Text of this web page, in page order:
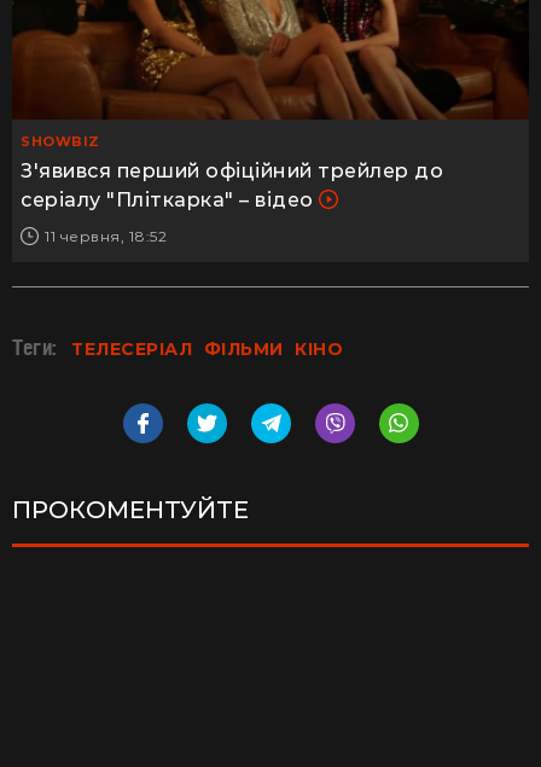
SHOWBIZ
З'явився перший офіційний трейлер до
серіалу "Пліткарка" – відео
11 червня, 18:52
Теги: ТЕЛЕСЕРІАЛ ФІЛЬМИ КІНО
ПРОКОМЕНТУЙТЕ